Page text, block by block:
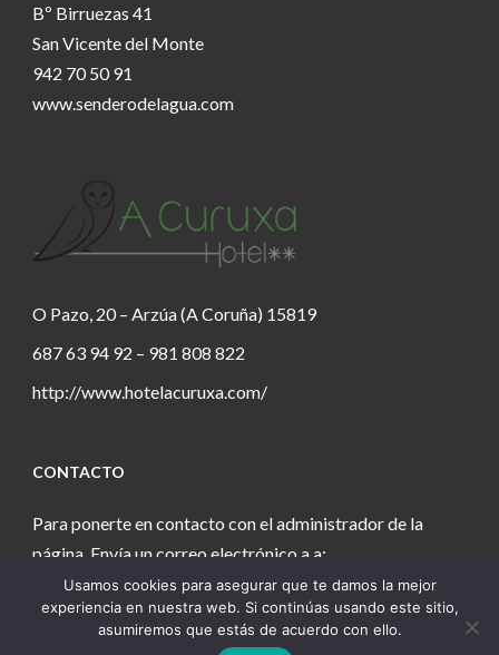
Bº Birruezas 41
San Vicente del Monte
942 70 50 91
www.senderodelagua.com
O Pazo, 20 – Arzúa (A Coruña) 15819
687 63 94 92 – 981 808 822
http://www.hotelacuruxa.com/
CONTACTO
Para ponerte en contacto con el administrador de la
página. Envía un correo electrónico a a:
estanochetecuento@gmail.com
Usamos cookies para asegurar que te damos la mejor
experiencia en nuestra web. Si continúas usando este sitio,
asumiremos que estás de acuerdo con ello.